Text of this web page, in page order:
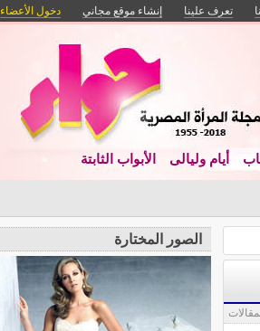
تعرف علينا إنشاء موقع مجاني دخول الأعضاء
أيام وليالى الأبواب الثابتة
الصور المختارة